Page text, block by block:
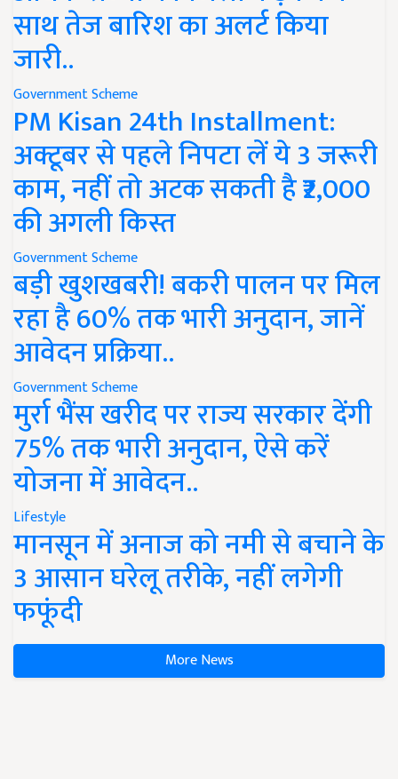
साथ तेज बारिश का अलर्ट किया
जारी..
Government Scheme
PM Kisan 24th Installment:
अक्टूबर से पहले निपटा लें ये 3 जरूरी
काम, नहीं तो अटक सकती है ₹2,000
की अगली किस्त
Government Scheme
बड़ी खुशखबरी! बकरी पालन पर मिल
रहा है 60% तक भारी अनुदान, जानें
आवेदन प्रक्रिया..
Government Scheme
मुर्रा भैंस खरीद पर राज्य सरकार देंगी
75% तक भारी अनुदान, ऐसे करें
योजना में आवेदन..
Lifestyle
मानसून में अनाज को नमी से बचाने के
3 आसान घरेलू तरीके, नहीं लगेगी
फफूंदी
More News